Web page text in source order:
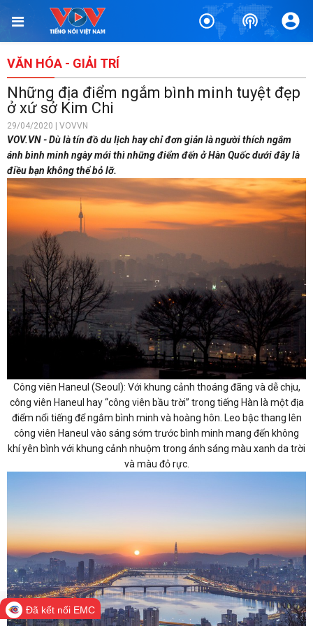
VĂN HÓA - GIẢI TRÍ
Những địa điểm ngắm bình minh tuyệt đẹp
ở xứ sở Kim Chi
29/04/2020 | VOVVN
VOV.VN - Dù là tín đồ du lịch hay chỉ đơn giản là người thích ngắm
ánh bình minh ngày mới thì những điểm đến ở Hàn Quốc dưới đây là
điều bạn không thể bỏ lỡ.
Công viên Haneul (Seoul): Với khung cảnh thoáng đãng và dễ chịu,
công viên Haneul hay “công viên bầu trời” trong tiếng Hàn là một địa
điểm nổi tiếng để ngắm bình minh và hoàng hôn. Leo bậc thang lên
công viên Haneul vào sáng sớm trước bình minh mang đến không
khí yên bình với khung cảnh nhuộm trong ánh sáng màu xanh da trời
và màu đỏ rực.
Đã kết nối EMC